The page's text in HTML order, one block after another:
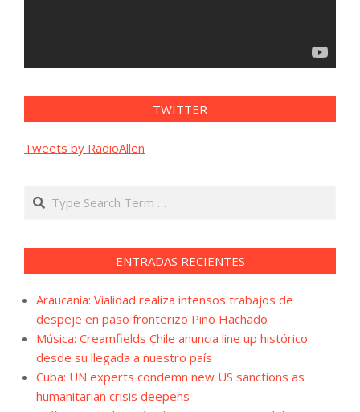
TWITTER
Tweets by RadioAllen
Search
ENTRADAS RECIENTES
Araucanía: Vialidad realiza intensos trabajos de
despeje en paso fronterizo Pino Hachado
Música: Creamfields Chile anuncia line up histórico
desde su llegada a nuestro país
Cuba: UN experts condemn new US sanctions as
humanitarian crisis deepens